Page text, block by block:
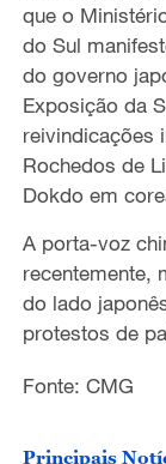
que o
do Sul
do governo
Exposição da
reivindicações
Rochedos de
Dokdo em
A porta-voz
recentemente,
do lado
protestos de
Fonte: CMG
Principais